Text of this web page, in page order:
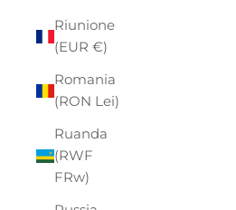
Riunione
(EUR €)
Romania
(RON Lei)
Ruanda
(RWF
FRw)